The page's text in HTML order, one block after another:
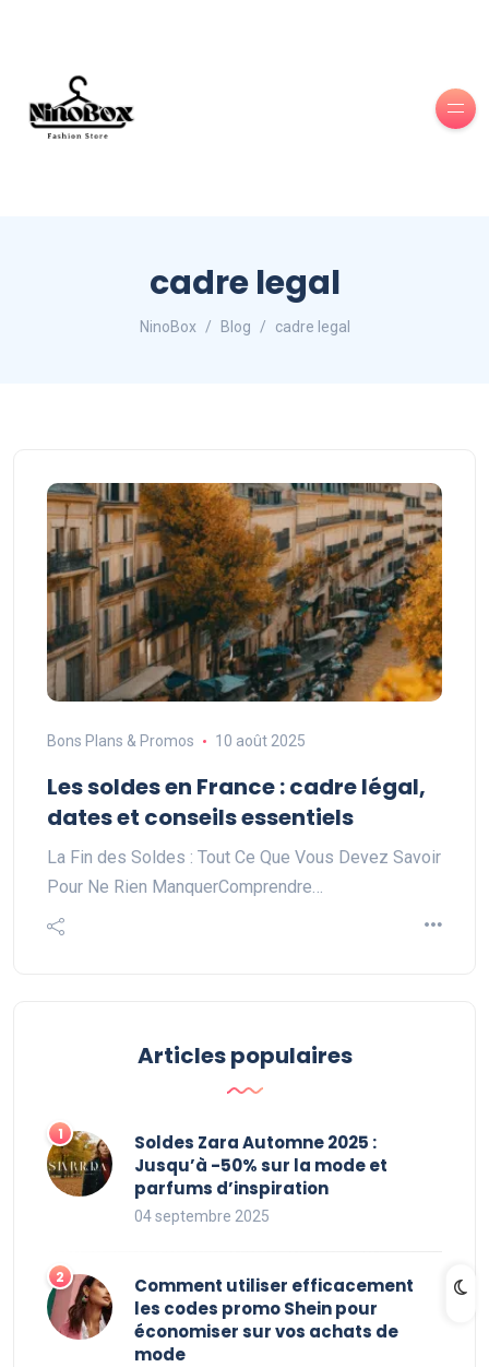
cadre legal
NinoBox Blog cadre legal
Bons Plans & Promos 10 août 2025
Les soldes en France : cadre légal,
dates et conseils essentiels
La Fin des Soldes : Tout Ce Que Vous Devez Savoir
Pour Ne Rien ManquerComprendre…
Articles populaires
Soldes Zara Automne 2025 :
Jusqu’à -50% sur la mode et
parfums d’inspiration
04 septembre 2025
Comment utiliser efficacement
les codes promo Shein pour
économiser sur vos achats de
mode